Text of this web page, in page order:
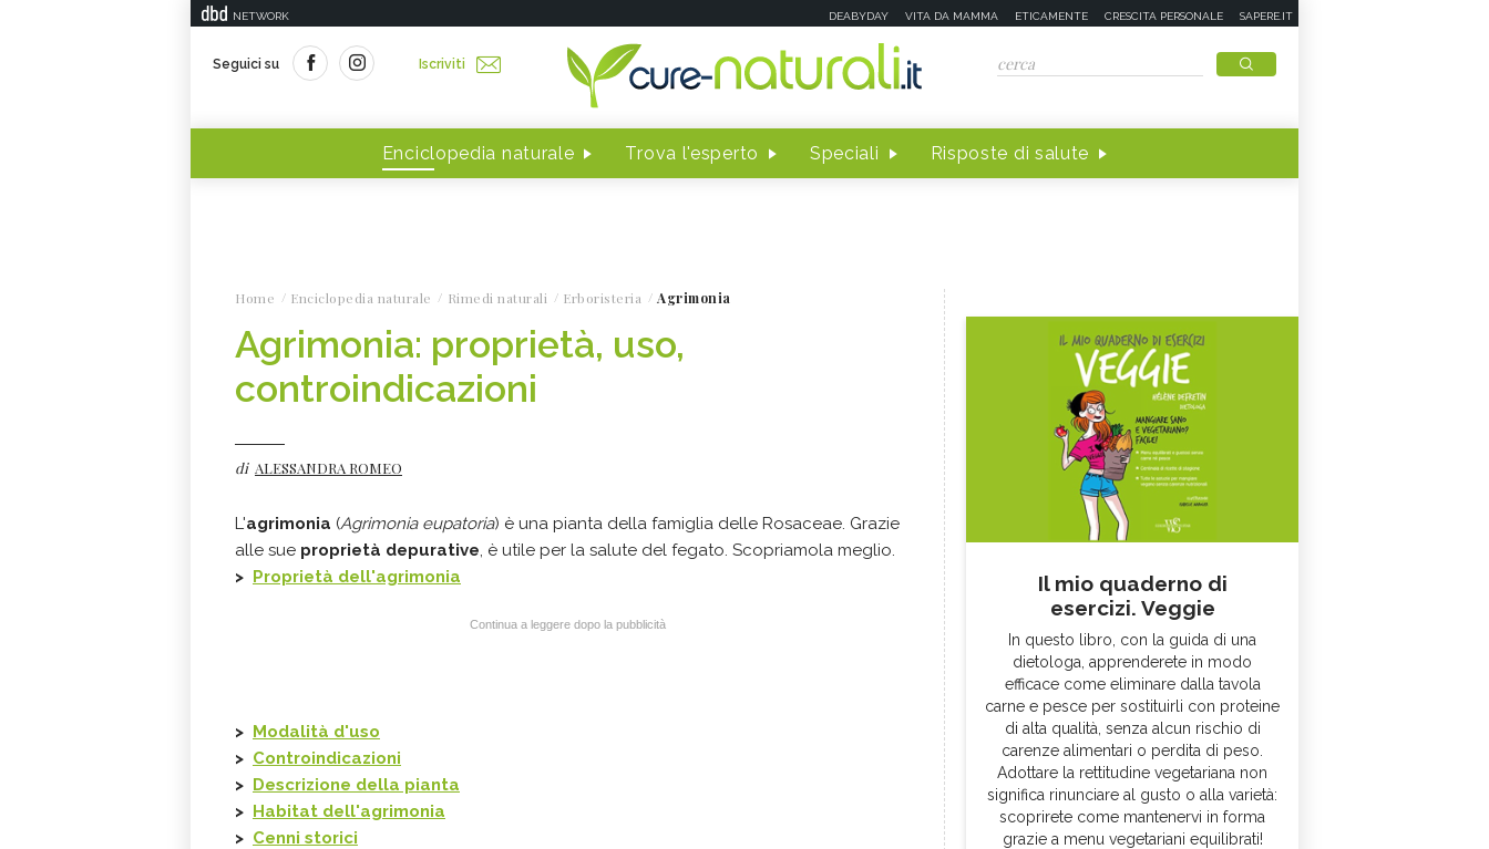
NETWORK DEABYDAY VITA DA MAMMA ETICAMENTE CRESCITA PERSONALE SAPERE.IT
Seguici su Iscriviti
Enciclopedia naturale Trova l'esperto Speciali Risposte di salute
Home Enciclopedia naturale Rimedi naturali Erboristeria Agrimonia
Agrimonia: proprietà, uso,
controindicazioni
di ALESSANDRA ROMEO
L'agrimonia (Agrimonia eupatoria) è una pianta della famiglia delle Rosaceae. Grazie
alle sue proprietà depurative, è utile per la salute del fegato. Scopriamola meglio.
> Proprietà dell'agrimonia
Continua a leggere dopo la pubblicità
> Modalità d'uso
> Controindicazioni
> Descrizione della pianta
> Habitat dell'agrimonia
> Cenni storici
Il mio quaderno di
esercizi. Veggie
In questo libro, con la guida di una
dietologa, apprenderete in modo
efficace come eliminare dalla tavola
carne e pesce per sostituirli con proteine
di alta qualità, senza alcun rischio di
carenze alimentari o perdita di peso.
Adottare la rettitudine vegetariana non
significa rinunciare al gusto o alla varietà:
scoprirete come mantenervi in forma
grazie a menu vegetariani equilibrati!